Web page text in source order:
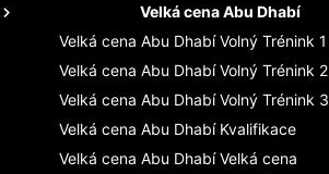
Velká cena Abu Dhabí
Velká cena Abu Dhabí Volný Trénink 1
Velká cena Abu Dhabí Volný Trénink 2
Velká cena Abu Dhabí Volný Trénink 3
Velká cena Abu Dhabí Kvalifikace
Velká cena Abu Dhabí Velká cena